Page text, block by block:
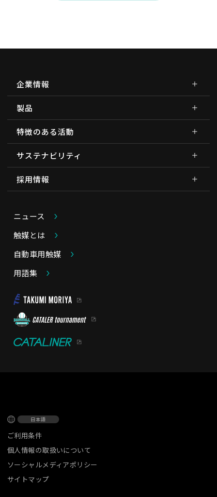
企業情報
製品
特徴のある活動
サステナビリティ
採用情報
ニュース
触媒とは
自動車用触媒
用語集
日本語
ご利用条件
個人情報の取扱いについて
ソーシャルメディアポリシー
サイトマップ